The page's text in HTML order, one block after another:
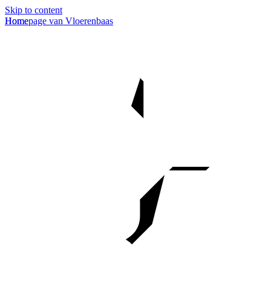
Skip to content
Homepage van Vloerenbaas
Home